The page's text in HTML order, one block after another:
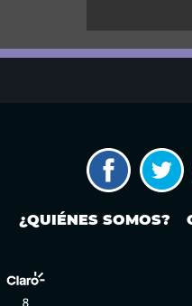
¿QUIÉNES SOMOS?